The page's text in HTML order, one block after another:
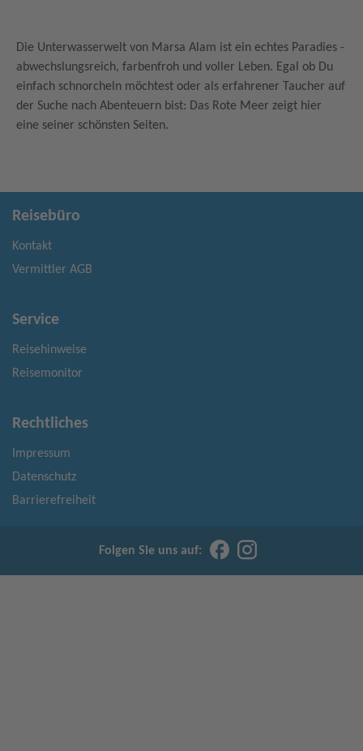
Die Unterwasserwelt von Marsa Alam ist ein echtes Paradies -
abwechslungsreich, farbenfroh und voller Leben. Egal ob Du
einfach schnorcheln möchtest oder als erfahrener Taucher auf
der Suche nach Abenteuern bist: Das Rote Meer zeigt hier
eine seiner schönsten Seiten.
Reisebüro
Kontakt
Vermittler AGB
Service
Reisehinweise
Reisemonitor
Rechtliches
Impressum
Datenschutz
Barrierefreiheit
Folgen Sie uns auf: